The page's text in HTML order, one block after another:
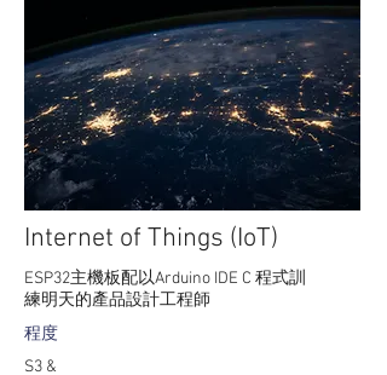
Internet of Things (IoT)
ESP32主機板配以Arduino IDE C 程式 訓
練明天的產品設計工程師
程度
S3 &